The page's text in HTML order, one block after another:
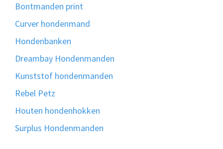
Bontmanden print
Curver hondenmand
Hondenbanken
Dreambay Hondenmanden
Kunststof hondenmanden
Rebel Petz
Houten hondenhokken
Surplus Hondenmanden